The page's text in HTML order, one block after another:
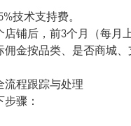
技术支持费。
铺后，前3个月（每月
金按品类、是否商城
流程跟踪与处理
骤：